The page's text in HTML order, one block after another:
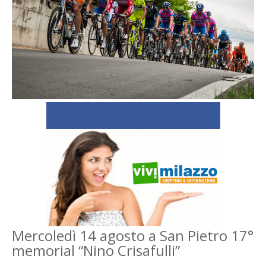
Mercoledì 14 agosto a San Pietro 17°
memorial “Nino Crisafulli”